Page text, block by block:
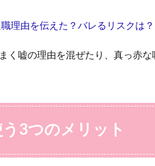
理由を伝えた？バレるリスクは
く嘘の理由を混ぜたり、真っ赤な
3つのメリット